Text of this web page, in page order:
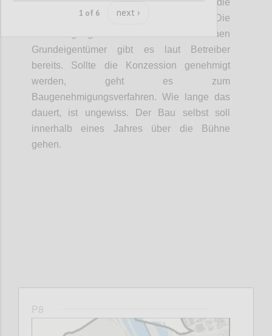
anderen prüft die Stadt Wien die
naturschutzrechtlichen Aspekte. Die
Genehmigung aller betroffenen
Grundeigentümer gibt es laut Betreiber
bereits. Sollte die Konzession genehmigt
werden, geht es zum
Baugenehmigungsverfahren. Wie lange das
dauert, ist ungewiss. Der Bau selbst soll
innerhalb eines Jahres über die Bühne
gehen.
P8
1 of 6 next ›